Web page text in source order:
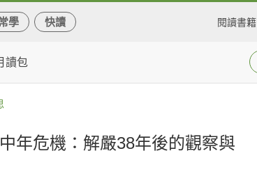
學 快讀 閱讀書籍
讀包
年危機：解嚴38年後的觀察與